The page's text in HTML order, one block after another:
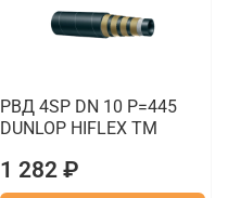
РВД 4SP DN 10 P=445
DUNLOP HIFLEX TM
1 282 ₽